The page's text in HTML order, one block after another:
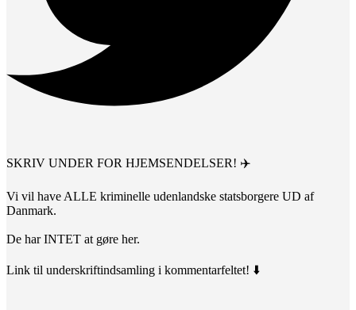
SKRIV UNDER FOR HJEMSENDELSER! ✈️
Vi vil have ALLE kriminelle udenlandske statsborgere UD af
Danmark.
De har INTET at gøre her.
Link til underskriftindsamling i kommentarfeltet! ⬇️